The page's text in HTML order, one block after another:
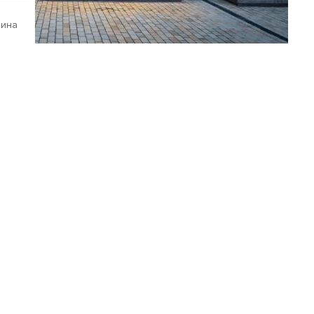
ваші питання і легко підкажуть, що надіти на будь-